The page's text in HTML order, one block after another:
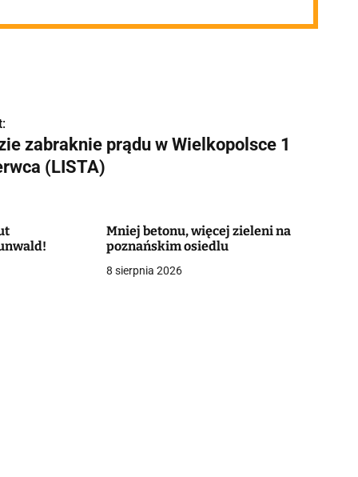
zabraknie prądu w Wielkopolsce 1
(LISTA)
Mniej betonu, więcej zieleni na
poznańskim osiedlu
8 sierpnia 2026